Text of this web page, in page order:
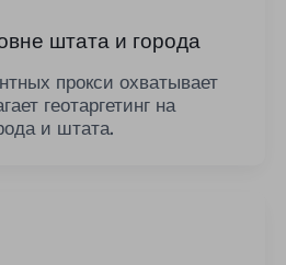
штата и города
прокси охватывает
геотаргетинг на
и штата.